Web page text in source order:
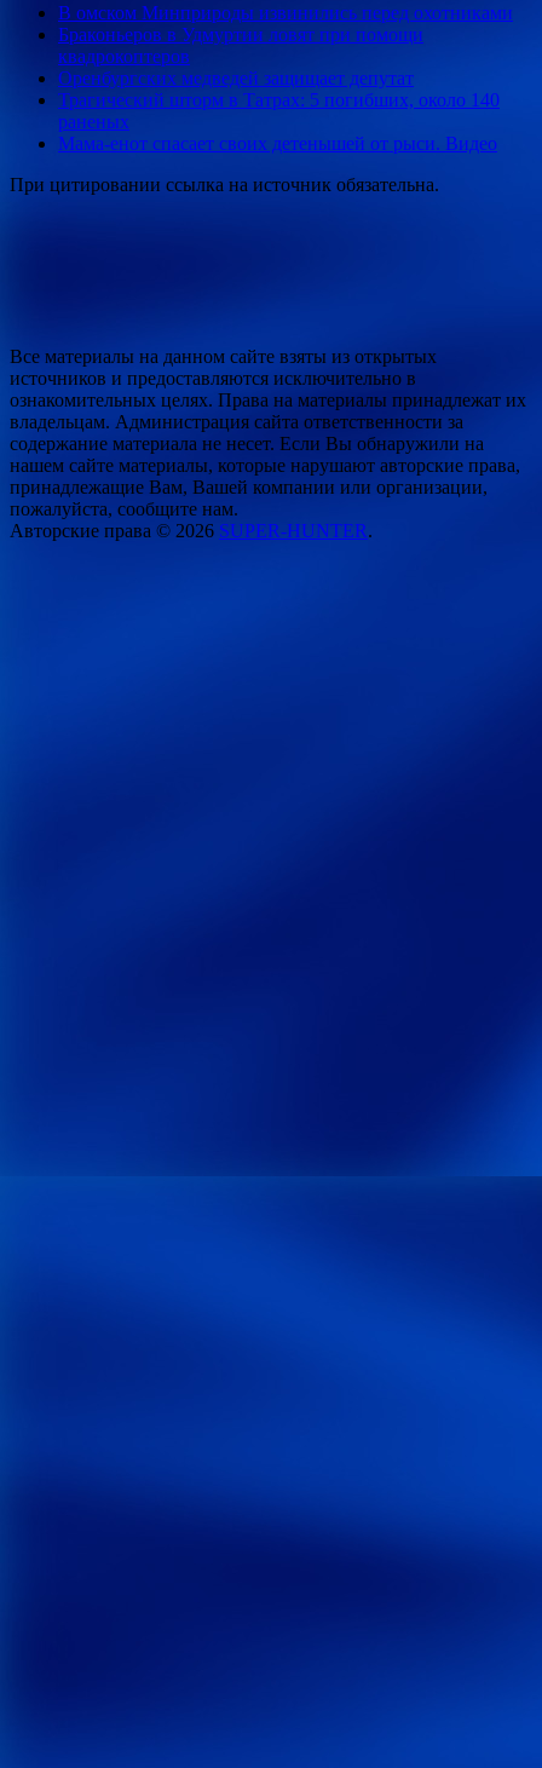
В омском Минприроды извинились перед охотниками
Браконьеров в Удмуртии ловят при помощи
квадрокоптеров
Оренбургских медведей защищает депутат
Трагический шторм в Татрах: 5 погибших, около 140
раненых
Мама-енот спасает своих детенышей от рыси. Видео
При цитировании ссылка на источник обязательна.
Все материалы на данном сайте взяты из открытых
источников и предоставляются исключительно в
ознакомительных целях. Права на материалы принадлежат их
владельцам. Администрация сайта ответственности за
содержание материала не несет. Если Вы обнаружили на
нашем сайте материалы, которые нарушают авторские права,
принадлежащие Вам, Вашей компании или организации,
пожалуйста, сообщите нам.
Авторские права © 2026 SUPER-HUNTER.